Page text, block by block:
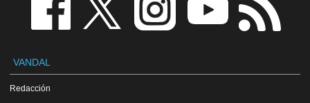
VANDAL
Redacción